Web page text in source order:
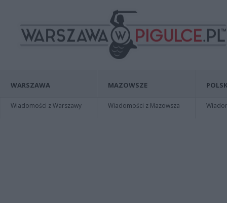
WARSZAWA
Wiadomości z Warszawy
MAZOWSZE
Wiadomości z Mazowsza